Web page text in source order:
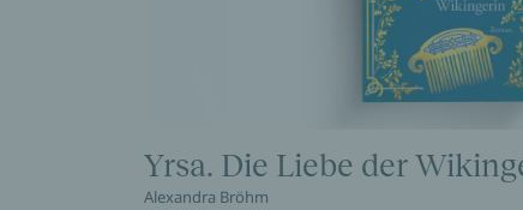
Yrsa. Die Liebe der
Alexandra Bröhm